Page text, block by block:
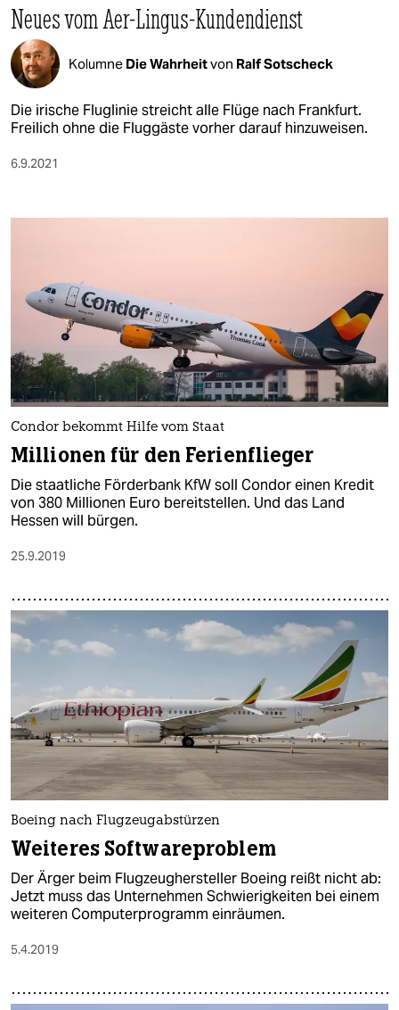
Neues vom Aer-Lingus-Kundendienst
Kolumne Die Wahrheitvon Ralf Sotscheck
Die irische Fluglinie streicht alle Flüge nach Frankfurt.
Freilich ohne die Fluggäste vorher darauf hinzuweisen.
6.9.2021
Condor bekommt Hilfe vom Staat
Millionen für den Ferienflieger
Die staatliche Förderbank KfW soll Condor einen Kredit
von 380 Millionen Euro bereitstellen. Und das Land
Hessen will bürgen.
25.9.2019
Boeing nach Flugzeugabstürzen
Weiteres Softwareproblem
Der Ärger beim Flugzeughersteller Boeing reißt nicht ab:
Jetzt muss das Unternehmen Schwierigkeiten bei einem
weiteren Computerprogramm einräumen.
5.4.2019